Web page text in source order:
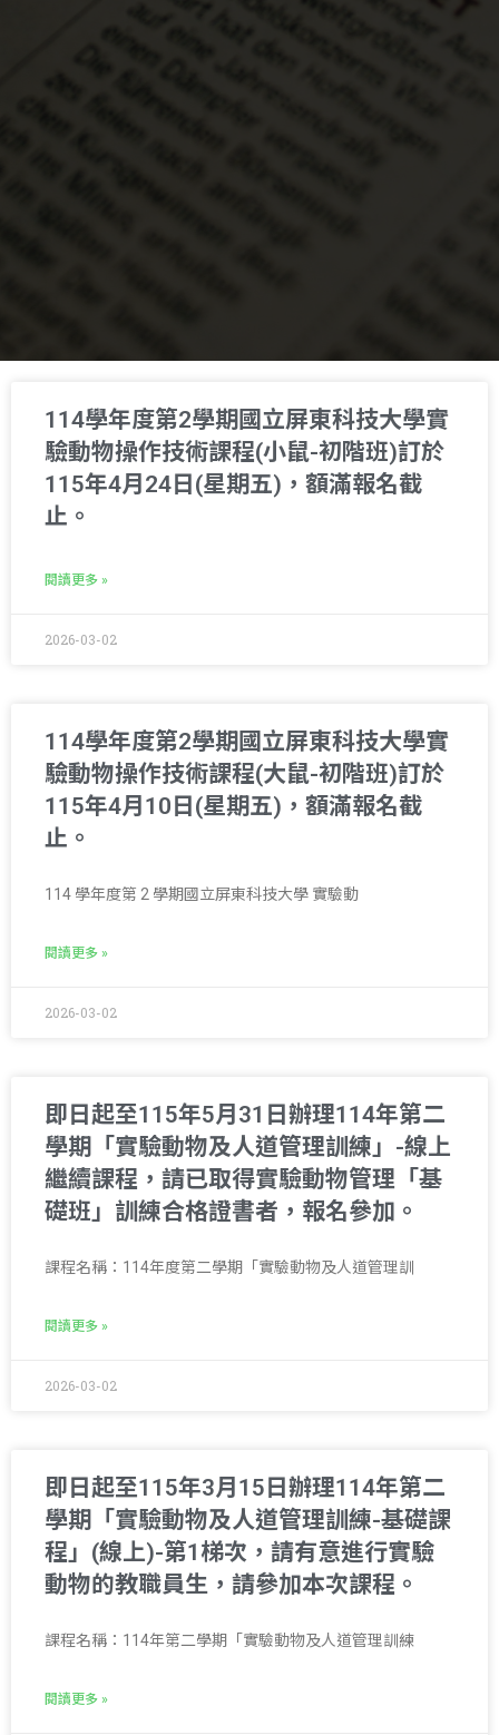
114學年度第2學期國立屏東科技大學實
驗動物操作技術課程(小鼠-初階班)訂於
115年4月24日(星期五)，額滿報名截
止。
閱讀更多 »
2026-03-02
114學年度第2學期國立屏東科技大學實
驗動物操作技術課程(大鼠-初階班)訂於
115年4月10日(星期五)，額滿報名截
止。
114 學年度第 2 學期國立屏東科技大學 實驗動
閱讀更多 »
2026-03-02
即日起至115年5月31日辦理114年第二
學期「實驗動物及人道管理訓練」-線上
繼續課程，請已取得實驗動物管理「基
礎班」訓練合格證書者，報名參加。
課程名稱：114年度第二學期「實驗動物及人道管理訓
閱讀更多 »
2026-03-02
即日起至115年3月15日辦理114年第二
學期「實驗動物及人道管理訓練-基礎課
程」(線上)-第1梯次，請有意進行實驗
動物的教職員生，請參加本次課程。
課程名稱：114年第二學期「實驗動物及人道管理訓練
閱讀更多 »